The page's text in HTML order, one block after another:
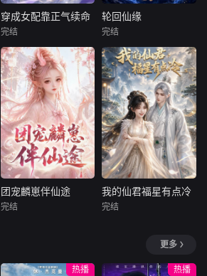
穿成女配靠正气续命
暂无剧情介绍
穿成女配靠正气续命
完结
轮回仙缘
暂无剧情介绍
轮回仙缘
完结
团宠麟崽伴仙途
团宠麟崽伴仙途
完结
我的仙君福星有点冷
暂无剧情介绍
我的仙君福星有点冷
完结
更多
热播 热播